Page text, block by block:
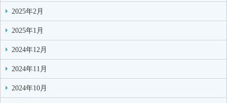
2025年2月
2025年1月
2024年12月
2024年11月
2024年10月